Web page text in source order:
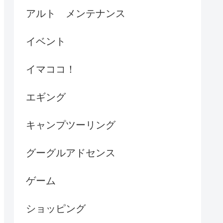
アルト メンテナンス
イベント
イマココ！
エギング
キャンプツーリング
グーグルアドセンス
ゲーム
ショッピング